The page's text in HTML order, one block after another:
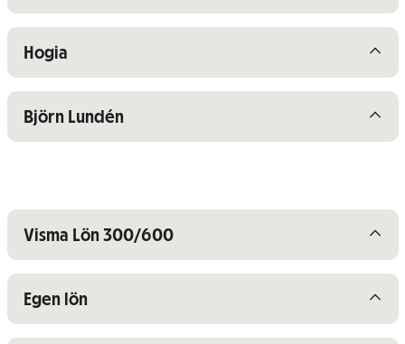
Visa/dölj innehåll för
Hogia
Visa/dölj innehåll för
Björn Lundén
Visa/dölj innehåll för
Visma Lön 300/600
Visa/dölj innehåll för
Egen lön